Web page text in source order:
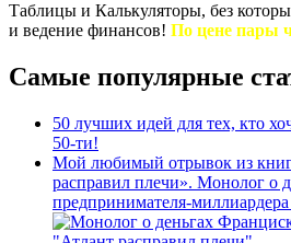
Таблицы и Калькуляторы, без
и ведение финансов! По цене пары
Самые популярные
50 лучших идей для тех, кто
50-ти!
Мой любимый отрывок из
расправил плечи». Монолог о
предпринимателя-